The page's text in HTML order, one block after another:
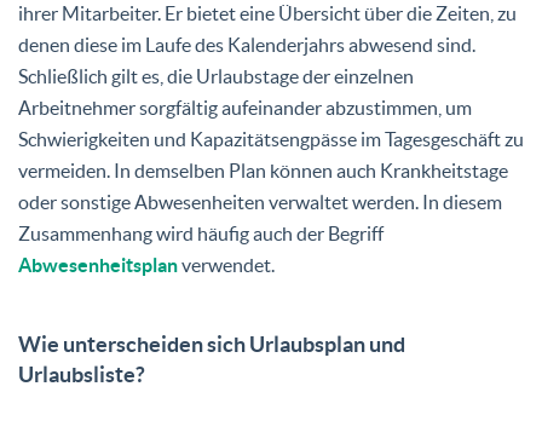
ihrer Mitarbeiter. Er bietet eine Übersicht über die Zeiten, zu
denen diese im Laufe des Kalenderjahrs abwesend sind.
Schließlich gilt es, die Urlaubstage der einzelnen
Arbeitnehmer sorgfältig aufeinander abzustimmen, um
Schwierigkeiten und Kapazitätsengpässe im Tagesgeschäft zu
vermeiden. In demselben Plan können auch Krankheitstage
oder sonstige Abwesenheiten verwaltet werden. In diesem
Zusammenhang wird häufig auch der Begriff
Abwesenheitsplanverwendet.
Wie unterscheiden sich Urlaubsplan und
Urlaubsliste?